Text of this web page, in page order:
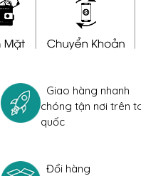
Giao hàng nhanh
chóng tận nơi trên
quốc
Đổi hàng